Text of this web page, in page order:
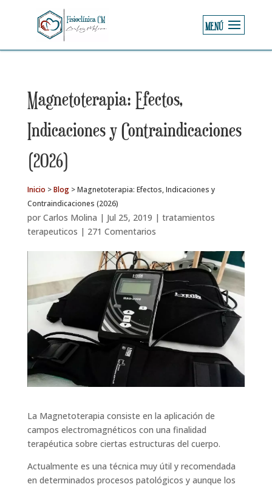
Magnetoterapia: Efectos,
Indicaciones y Contraindicaciones
(2026)
Inicio >Blog>Magnetoterapia: Efectos, Indicaciones y
Contraindicaciones (2026)
por Carlos Molina | Jul 25, 2019 | tratamientos
terapeuticos | 271 Comentarios
La Magnetoterapia consiste en la aplicación de
campos electromagnéticos con una finalidad
terapéutica sobre ciertas estructuras del cuerpo.
Actualmente es una técnica muy útil y recomendada
en determinados procesos patológicos y aunque los